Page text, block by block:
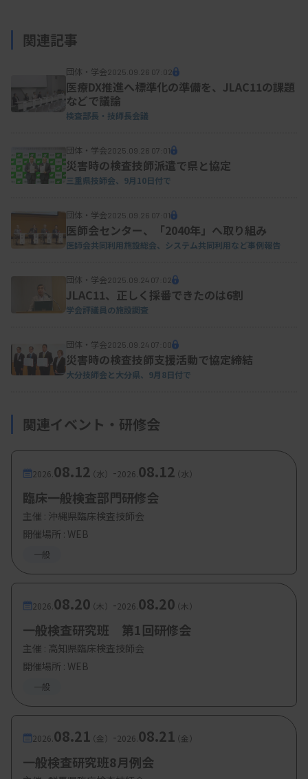
りつけ医や言語聴覚士との連携で提供されると指摘
した。早期支援のため難聴スクリーニング制度の整
備が重要としている。
（京都大学）は同日の会見で、「聞こえにくい、聞
き取りにくいと感じたら少しでも早く聴力検査を受
また、今後については「8団体の連携をさらに引き
続き強化し、活動を続けていく。他の関係する団体
資料はこちら
関連記事
団体・学会2025.09.26 07:02
医療DX推進へ標準化の準備を、JLAC11の課題
などで議論
検査部長・技師長会議
団体・学会2025.09.26 07:01
災害時の検査技師派遣で県と協定
三重県技師会、9月10日付で
団体・学会2025.09.26 07:01
医師会センター、「2040年」へ取り組み
医師会共同利用施設総会、システム共同利用など事例報告
団体・学会2025.09.24 07:02
JLAC11、正しく採番できたのは6割
学会評議員の施設調査
団体・学会2025.09.24 07:00
災害時の検査技師支援活動で協定締結
大分技師会と大分県、9月8日付で
関連イベント・研修会
2026. 08.12（水） -2026. 08.12（水）
臨床一般検査部門研修会
主催 : 沖縄県臨床検査技師会
開催場所 : WEB
一般
2026. 08.20（木） -2026. 08.20（木）
一般検査研究班 第1回研修会
主催 : 高知県臨床検査技師会
開催場所 : WEB
一般
2026. 08.21（金） -2026. 08.21（金）
一般検査研究班8月例会